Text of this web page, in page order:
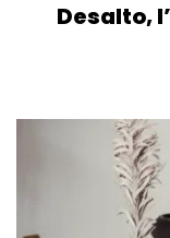
Desalto,